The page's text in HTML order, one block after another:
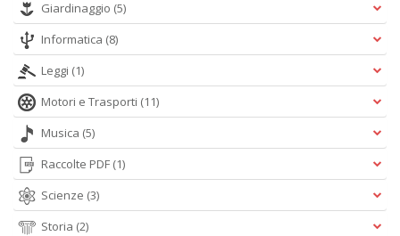
Giardinaggio (5)
Informatica (8)
Leggi (1)
Motori e Trasporti (11)
Musica (5)
Raccolte PDF (1)
Scienze (3)
Storia (2)